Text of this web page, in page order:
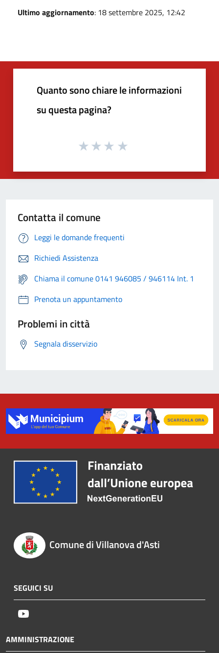
Ultimo aggiornamento: 18 settembre 2025, 12:42
Quanto sono chiare le informazioni
su questa pagina?
Contatta il comune
Leggi le domande frequenti
Richiedi Assistenza
Chiama il comune 0141 946085 / 946114 Int. 1
Prenota un appuntamento
Problemi in città
Segnala disservizio
Comune di Villanova d'Asti
SEGUICI SU
AMMINISTRAZIONE